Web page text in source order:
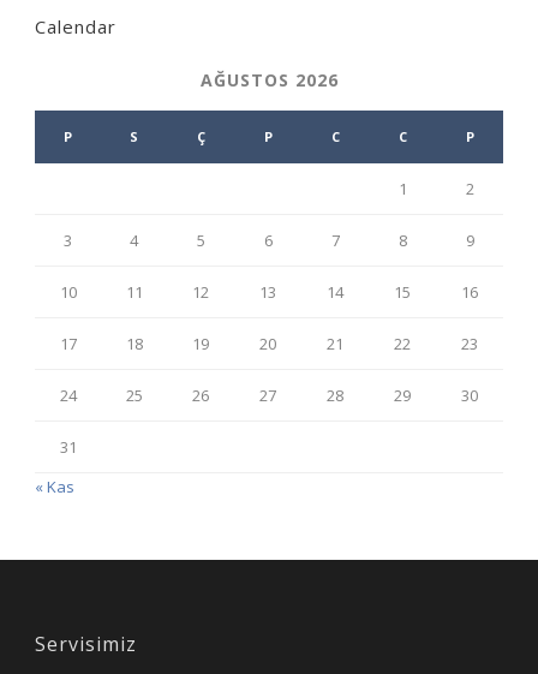
Calendar
AĞUSTOS 2026
P S Ç P C C P
1 2
3 4 5 6 7 8 9
10 11 12 13 14 15 16
17 18 19 20 21 22 23
24 25 26 27 28 29 30
31
« Kas
Servisimiz